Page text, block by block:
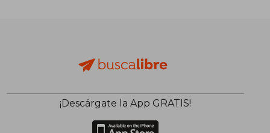
¡Descárgate la App GRATIS!